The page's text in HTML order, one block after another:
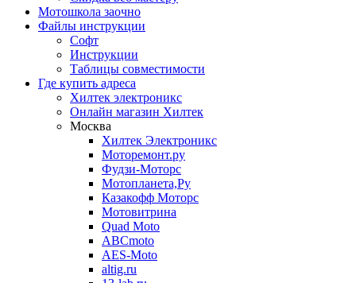
Мотошкола заочно
Файлы инструкции
Софт
Инструкции
Таблицы совместимости
Где купить адреса
Хилтек электроникс
Онлайн магазин Хилтек
Москва
Хилтек Электроникс
Моторемонт.ру
Фудзи-Моторс
Мотопланета,Ру
Казакофф Моторс
Мотовитрина
Quad Moto
ABCmoto
AES-Moto
altig.ru